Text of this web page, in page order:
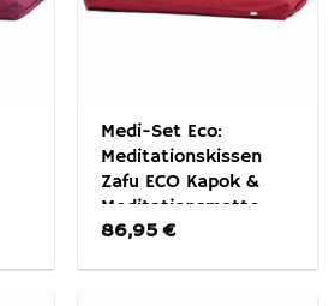
Medi-Set Eco:
Meditationskissen
Zafu ECO Kapok &
Meditationsmatte
Zabuton ECO
86,95€